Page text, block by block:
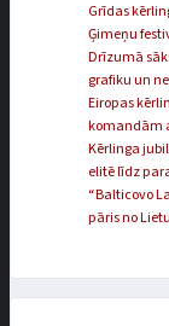
Grīdas
Ģimeņu
Drīzumā
grafiku un
Eiropas
komandām
Kērlinga
elitē līdz
“Balticovo
pāris no